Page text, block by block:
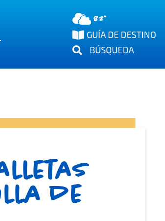
82°
GUÍA DE DESTINO
BÚSQUEDA
de